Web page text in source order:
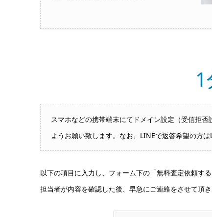
スマホなどの携帯端末にてドメイン設定（受信拒
ようお願い致します。なお、LINEで返答希望の方は
以下の項目に入力し、フォーム下の「無料査定依頼す
担当者が内容を確認した後、早急にご連絡をさせて頂き